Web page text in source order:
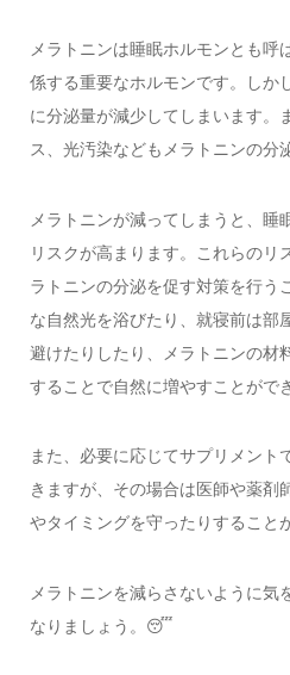
メラトニンは睡眠ホルモンとも呼
係する重要なホルモンです。しか
に分泌量が減少してしまいます。
ス、光汚染などもメラトニンの分
メラトニンが減ってしまうと、睡
リスクが高まります。これらのリ
ラトニンの分泌を促す対策を行う
な自然光を浴びたり、就寝前は部
避けたりしたり、メラトニンの材
することで自然に増やすことがで
また、必要に応じてサプリメント
きますが、その場合は医師や薬剤
やタイミングを守ったりすること
メラトニンを減らさないように気
なりましょう。😴